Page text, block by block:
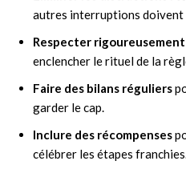
autres interruptions doivent
Respecter
enclencher le rituel de la
Faire des bilans réguliers
garder le cap.
Inclure des récompenses
célébrer les étapes